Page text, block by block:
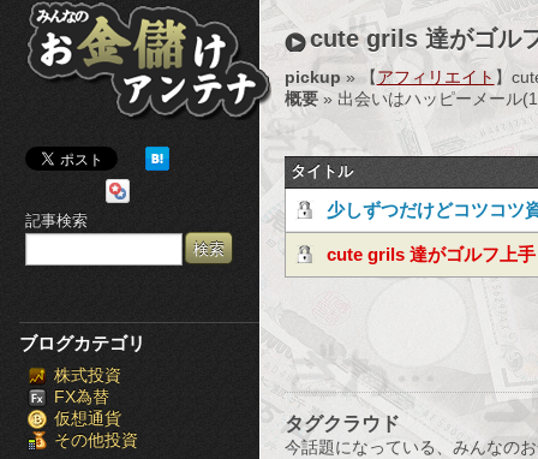
み
ん
な
の
お
金
儲
け
ア
ン
記事検索
ブログカテゴリ
株式投資
FX為替
仮想通貨
その他投資
cute grils 達がゴル
pickup » 【アフィリエイト 】
概要» 出会いはハッピーメール
タイトル
少しずつだけどコツコツ
月利10％の投資手法！
cute grils 達がゴルフ上手
タグクラウド
今話題になっている、みんなの